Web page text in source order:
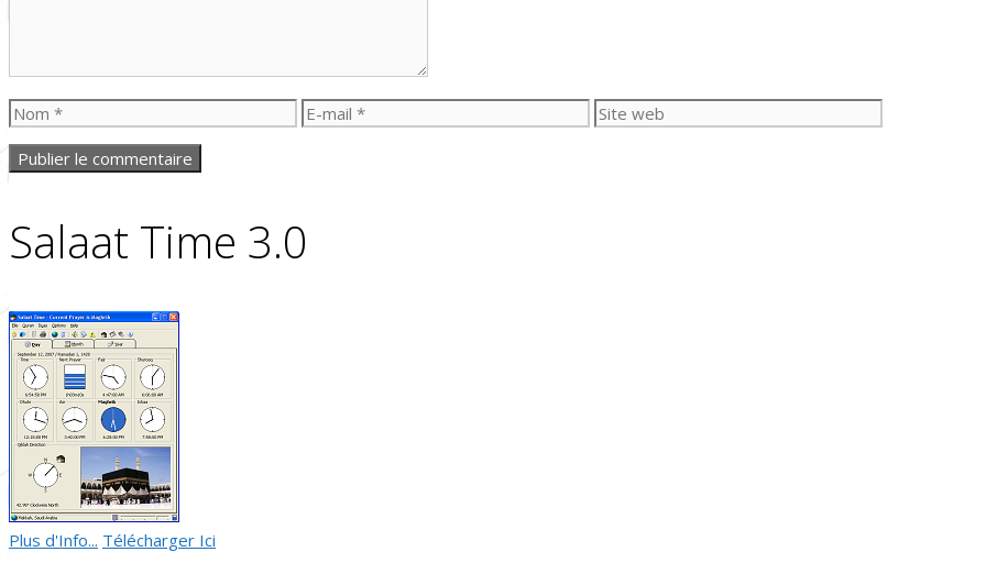
Nom
E-
mail
Site
web
Salaat Time 3.0
Plus d'Info... Télécharger Ici